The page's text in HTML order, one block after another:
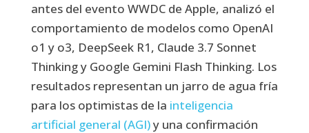
antes del evento WWDC de Apple, analizó el
comportamiento de modelos como OpenAI
o1 y o3, DeepSeek R1, Claude 3.7 Sonnet
Thinking y Google Gemini Flash Thinking. Los
resultados representan un jarro de agua fría
para los optimistas de la inteligencia
artificial general (AGI)y una confirmación